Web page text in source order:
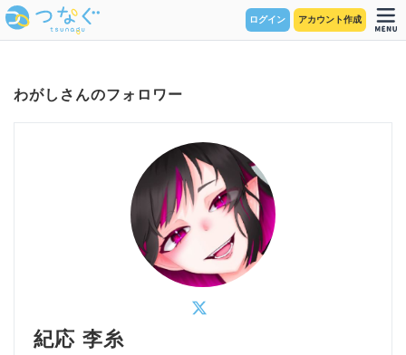
ログイン アカウント作成
わがしさんのフォロワー
紀応 李糸